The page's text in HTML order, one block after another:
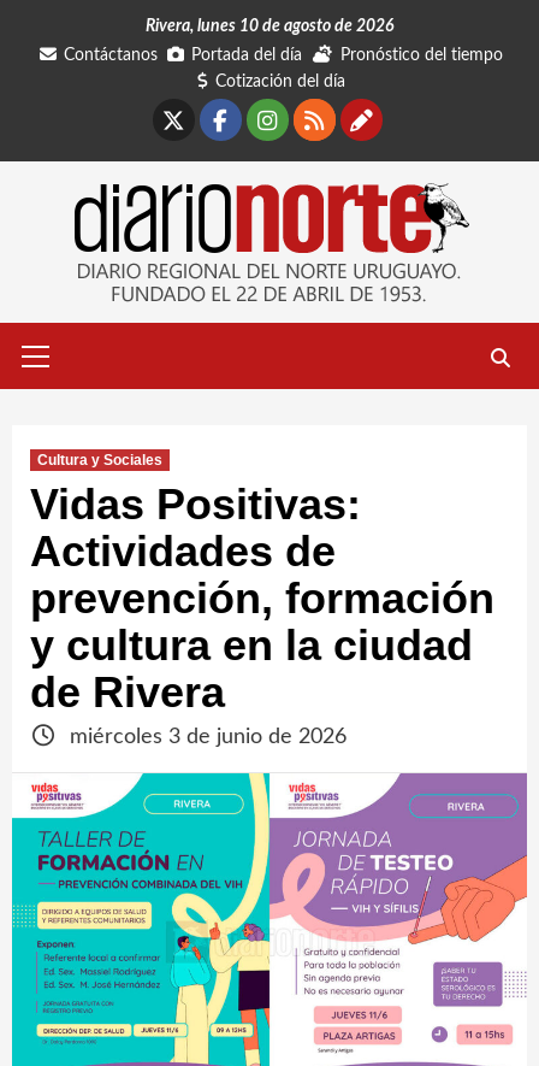
Rivera, lunes 10 de agosto de 2026
Contáctanos
Portada del día
Pronóstico del tiempo
Cotización del día
Facebook
Instagram
RSSContáctanos
primario
Cultura y Sociales
Vidas Positivas:
Actividades de
prevención, formación
y cultura en la ciudad
de Rivera
miércoles 3 de junio de 2026